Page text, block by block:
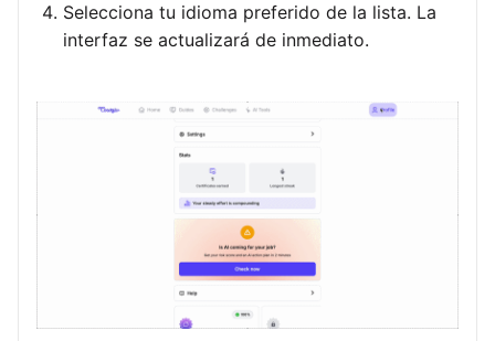
Selecciona tu idioma preferido de la lista. La
interfaz se actualizará de inmediato.